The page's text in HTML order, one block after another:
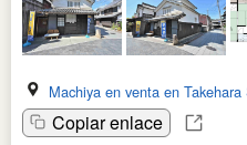
Machiya en venta en Takehara
Copiar enlace